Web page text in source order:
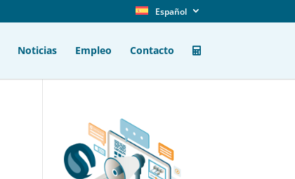
Español
Noticias Empleo Contacto